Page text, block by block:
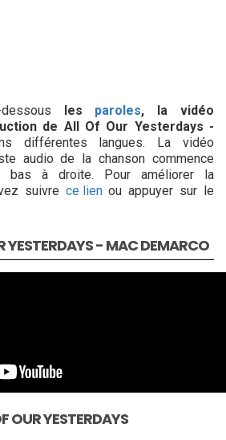
les paroles, la vidéo
de All Of Our Yesterdays -
différentes langues. La vidéo
audio de la chanson commence
bas à droite. Pour améliorer la
suivre ce lienou appuyer sur le
YESTERDAYS - MAC DEMARCO
OUR YESTERDAYS